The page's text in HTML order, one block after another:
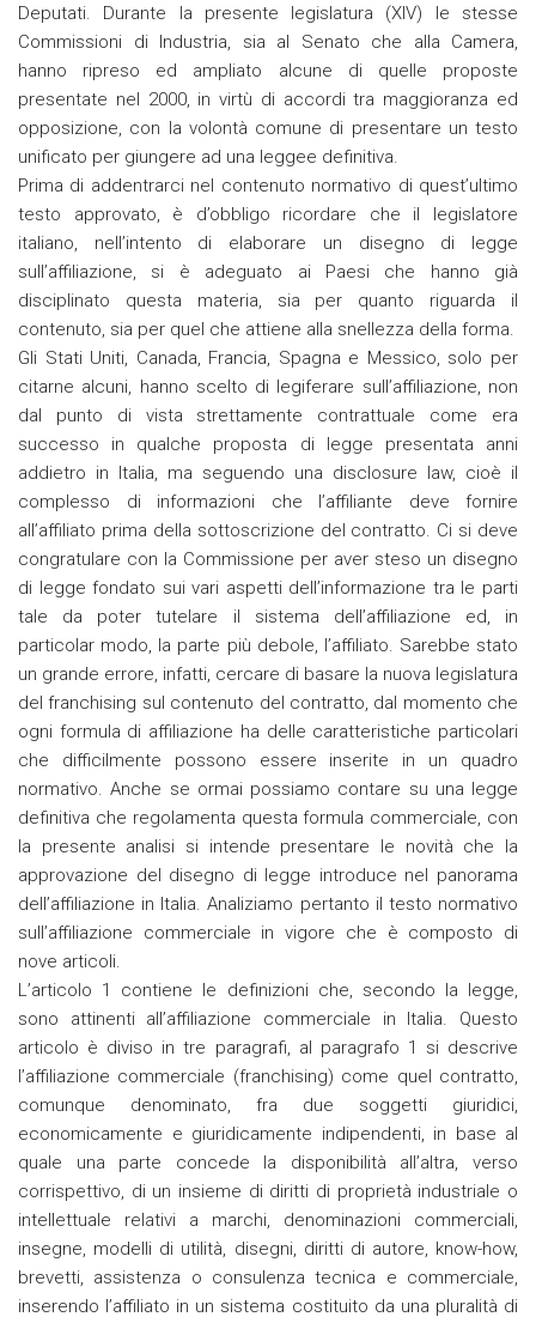
Deputati. Durante la presente legislatura (XIV) le stesse
Commissioni di Industria, sia al Senato che alla Camera,
hanno ripreso ed ampliato alcune di quelle proposte
presentate nel 2000, in virtù di accordi tra maggioranza ed
opposizione, con la volontà comune di presentare un testo
unificato per giungere ad una leggee definitiva.
Prima di addentrarci nel contenuto normativo di quest’ultimo
testo approvato, è d’obbligo ricordare che il legislatore
italiano, nell’intento di elaborare un disegno di legge
sull’affiliazione, si è adeguato ai Paesi che hanno già
disciplinato questa materia, sia per quanto riguarda il
contenuto, sia per quel che attiene alla snellezza della forma.
Gli Stati Uniti, Canada, Francia, Spagna e Messico, solo per
citarne alcuni, hanno scelto di legiferare sull’affiliazione, non
dal punto di vista strettamente contrattuale come era
successo in qualche proposta di legge presentata anni
addietro in Italia, ma seguendo una disclosure law, cioè il
complesso di informazioni che l’affiliante deve fornire
all’affiliato prima della sottoscrizione del contratto. Ci si deve
congratulare con la Commissione per aver steso un disegno
di legge fondato sui vari aspetti dell’informazione tra le parti
tale da poter tutelare il sistema dell’affiliazione ed, in
particolar modo, la parte più debole, l’affiliato. Sarebbe stato
un grande errore, infatti, cercare di basare la nuova legislatura
del franchising sul contenuto del contratto, dal momento che
ogni formula di affiliazione ha delle caratteristiche particolari
che difficilmente possono essere inserite in un quadro
normativo. Anche se ormai possiamo contare su una legge
definitiva che regolamenta questa formula commerciale, con
la presente analisi si intende presentare le novità che la
approvazione del disegno di legge introduce nel panorama
dell’affiliazione in Italia. Analiziamo pertanto il testo normativo
sull’affiliazione commerciale in vigore che è composto di
nove articoli.
L’articolo 1 contiene le definizioni che, secondo la legge,
sono attinenti all’affiliazione commerciale in Italia. Questo
articolo è diviso in tre paragrafi, al paragrafo 1 si descrive
l’affiliazione commerciale (franchising) come quel contratto,
comunque denominato, fra due soggetti giuridici,
economicamente e giuridicamente indipendenti, in base al
quale una parte concede la disponibilità all’altra, verso
corrispettivo, di un insieme di diritti di proprietà industriale o
intellettuale relativi a marchi, denominazioni commerciali,
insegne, modelli di utilità, disegni, diritti di autore, know-how,
brevetti, assistenza o consulenza tecnica e commerciale,
inserendo l’affiliato in un sistema costituito da una pluralità di